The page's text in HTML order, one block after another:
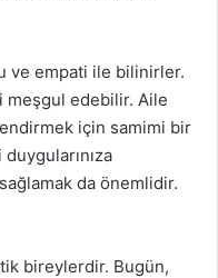
ve empati ile bilinirler.
meşgul edebilir. Aile
için samimi bir
duygularınıza
da önemlidir.
bireylerdir. Bugün,